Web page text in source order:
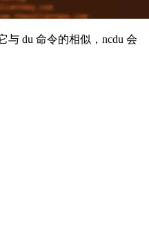
与 du 命令的相似，ncdu 会